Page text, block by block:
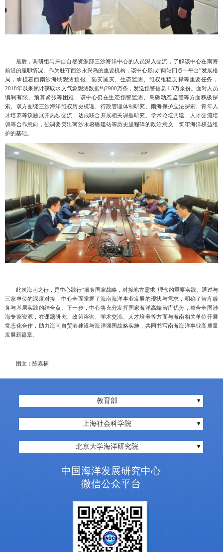
最后，调研组与来自自然资源部三沙海洋中心的人员深入交流 ，了解该中心在南海
前沿的履职情况。作为驻守西沙永兴岛的重要机构，该中心形成“两站四点一平台”发展格
局，承担着西南沙海域观测预报、 防灾减灾、 生态监测、维权维稳支撑等重要任务，
2018年以来累计获取水文气象观测数据约2900万条，发送预警信息1.3万余份。面对人员
编制有限、预算紧张等困难，该中心仍在生态预警监测、岛礁动态监管等方面积极探
索。双方围绕三沙海洋维权历史梳理、行政管理体制研究、南海保护立法探索、青年人
才培养等议题展开热烈交流，达成联合开展相关课题研究、学术论坛共建、人才交流培
训等合作意向，强调要突出南沙永暑礁建站等历史里程碑的政治意义，筑牢海洋权益维
护的基础。
此次海南之行，是中心践行“服务国家战略， 对接地方需求”理念的重要实践。通过与
三家单位的深度对接，中心全面掌握了海南海洋事业发展的现状与需求，明确了智库服
务与基层实践的结合点。下一步，中心将充分发挥国家海洋高端智库优势，整合全国涉
海专家资源，在课题研究、政策咨询、学术交流、人才培养等方面与海南相关单位开展
常态化合作，助力海南自贸港建设与海洋强国战略实施，共同书写南海海洋事业高质量
发展新篇章。
图文：陈嘉楠
教育部
上海社会科学院
北京大学海洋研究院
中国海洋发展研究中心
微信公众平台